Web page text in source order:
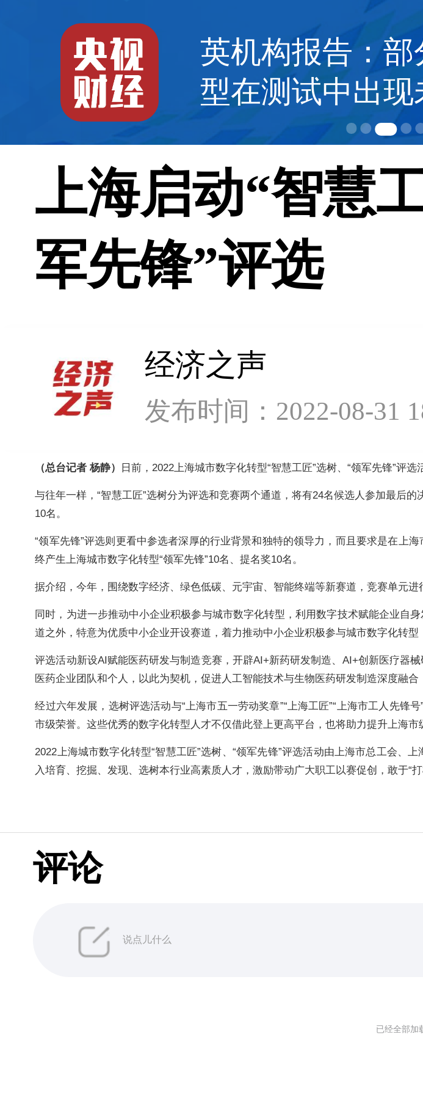
警告：全球
品通胀
英机构报告：
型在测试中出现
行为
上海启动“智慧
军先锋”评选
经济之声
发布时间：2022-08-31
​（总台记者 杨静） 日前，2022上海城市数字化转型“智慧工匠”选树、“领军先锋”评选
与往年一样，“智慧工匠”选树分为评选和竞赛两个通道，将有24名候选人参加最后
10名。
“领军先锋”评选则更看中参选者深厚的行业背景和独特的领导力，而且要求是在上
终产生上海城市数字化转型“领军先锋”10名、提名奖10名。
据介绍，今年，围绕数字经济、绿色低碳、元宇宙、智能终端等新赛道，竞赛单元进
同时，为进一步推动中小企业积极参与城市数字化转型，利用数字技术赋能企业自
道之外，特意为优质中小企业开设赛道，着力推动中小企业积极参与城市数字化转型
评选活动新设AI赋能医药研发与制造竞赛，开辟AI+新药研发制造、AI+创新医疗器
医药企业团队和个人，以此为契机，促进人工智能技术与生物医药研发制造深度融
经过六年发展，选树评选活动与“上海市五一劳动奖章”“上海工匠”“上海市工人先锋
市级荣誉。这些优秀的数字化转型人才不仅借此登上更高平台，也将助力提升上海市
2022上海城市数字化转型“智慧工匠”选树、“领军先锋”评选活动由上海市总工会
入培育、挖掘、发现、选树本行业高素质人才，激励带动广大职工以赛促创，敢于“
评论
说点儿什么
已经全部加